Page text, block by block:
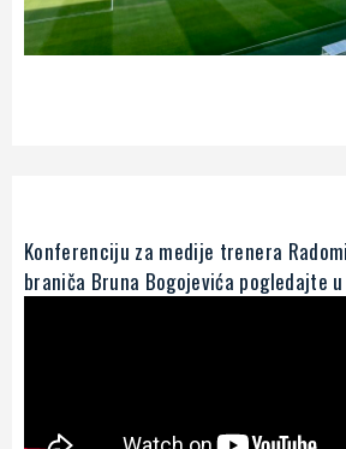
Konferenciju za medije trenera
braniča Bruna Bogojevića pogledajte